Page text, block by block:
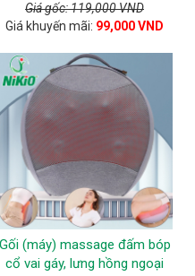
Giá gốc: 119,000 VND
Giá khuyến mãi: 99,000 VND
Gối (máy) massage đấm bóp
cổ vai gáy, lưng hồng ngoại